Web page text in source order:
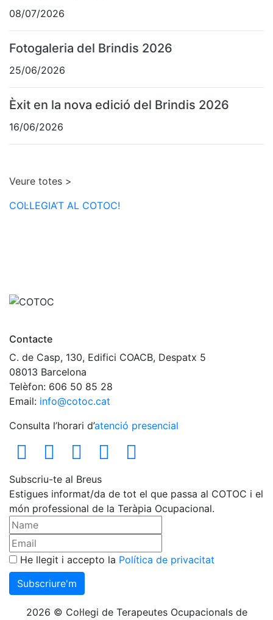
08/07/2026
Fotogaleria del Brindis 2026
25/06/2026
Èxit en la nova edició del Brindis 2026
16/06/2026
Veure totes >
COL·LEGIA’T AL COTOC!
Contacte
C. de Casp, 130, Edifici COACB, Despatx 5
08013 Barcelona
Telèfon: 606 50 85 28
Email: info@cotoc.cat
Consulta l’horari d’atenció presencial
Subscriu-te al Breus
Estigues informat/da de tot el que passa al COTOC i el
món professional de la Teràpia Ocupacional.
He llegit i accepto la Política de privacitat
2026 © Col·legi de Terapeutes Ocupacionals de